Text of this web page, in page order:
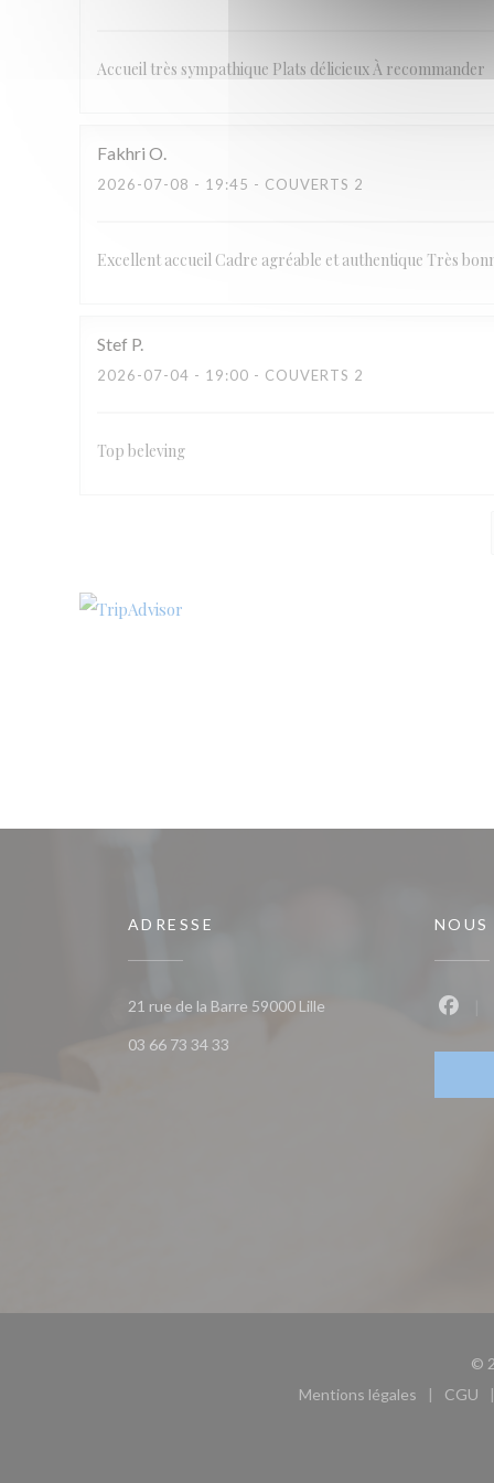
Accueil très sympathique Plats délicieux À recommander
Fakhri O
2026-07-08 - 19:45 - COUVERTS 2
Excellent accueil Cadre agréable et authentique Très
Stef P
2026-07-04 - 19:00 - COUVERTS 2
Top beleving
ADRESSE
21 rue de la Barre 59000 Lille((ouvre une nouvelle
03 66 73 34 33
NOUS
©
Mentions légales
((ouvre une
CGU